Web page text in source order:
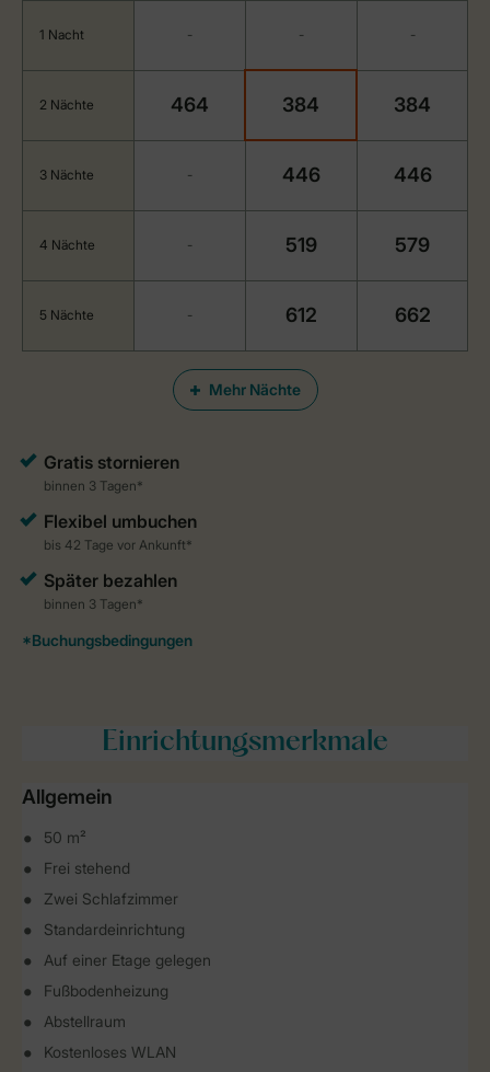
Mehr Nächte
1 Nacht - - -
2 Nächte 464 384 384
3 Nächte - 446 446
4 Nächte - 519 579
5 Nächte - 612 662
Einrichtungsmerkmale
Allgemein
50 m²
Frei stehend
Zwei Schlafzimmer
Standardeinrichtung
Auf einer Etage gelegen
Fußbodenheizung
Abstellraum
Kostenloses WLAN